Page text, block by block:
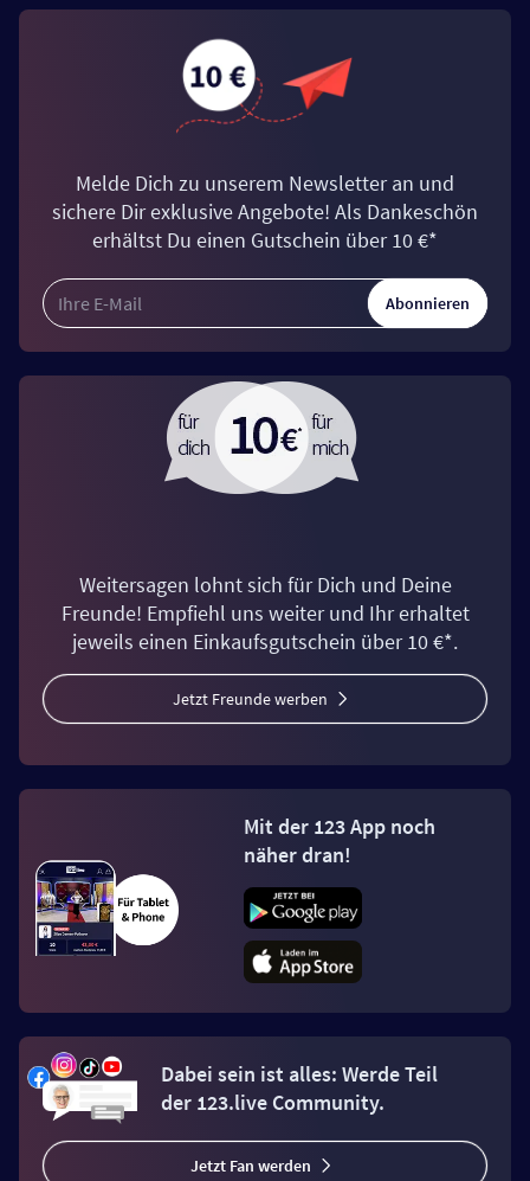
Melde Dich zu unserem Newsletter an und
sichere Dir exklusive Angebote! Als Dankeschön
erhältst Du einen Gutschein über 10 €*
Abonnieren
Weitersagen lohnt sich für Dich und Deine
Freunde! Empfiehl uns weiter und Ihr erhaltet
jeweils einen Einkaufsgutschein über 10 €*.
Jetzt Freunde werben
Mit der 123 App noch
näher dran!
Dabei sein ist alles: Werde Teil
der 123.live Community.
Jetzt Fan werden